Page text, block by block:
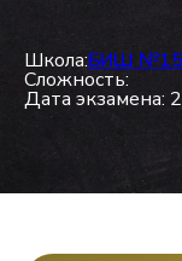
Школа:БИШ
Сложность:
Дата экзамена: